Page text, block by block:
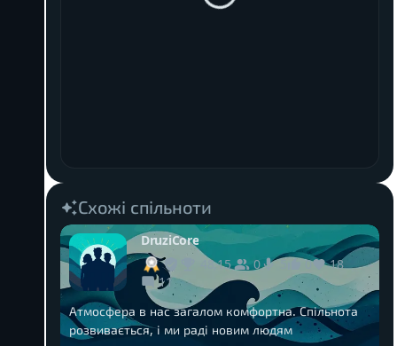
Схожі спільноти
DruziCore
48,15
0 0
18
11
Атмосфера в нас загалом комфортна. Спільнота
розвивається, і ми раді новим людям